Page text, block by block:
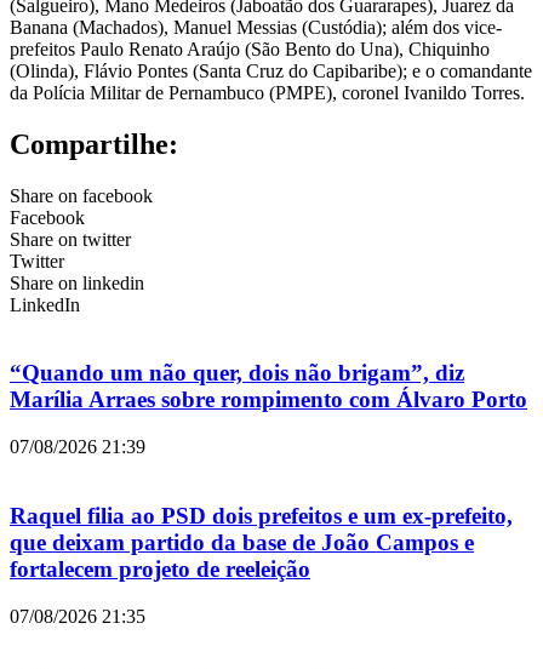
(Salgueiro), Mano Medeiros (Jaboatão dos Guararapes), Juarez da
Banana (Machados), Manuel Messias (Custódia); além dos vice-
prefeitos Paulo Renato Araújo (São Bento do Una), Chiquinho
(Olinda), Flávio Pontes (Santa Cruz do Capibaribe); e o comandante
da Polícia Militar de Pernambuco (PMPE), coronel Ivanildo Torres.
Compartilhe:
Share on facebook
Facebook
Share on twitter
Twitter
Share on linkedin
LinkedIn
“Quando um não quer, dois não brigam”, diz
Marília Arraes sobre rompimento com Álvaro Porto
07/08/2026 21:39
Raquel filia ao PSD dois prefeitos e um ex-prefeito,
que deixam partido da base de João Campos e
fortalecem projeto de reeleição
07/08/2026 21:35